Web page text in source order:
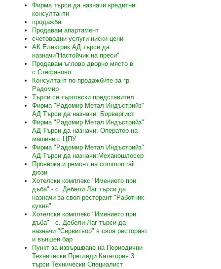
Фирма търси да назначи кредитни
консултанти
продажба
Продавам апартамент
счетоводни услуги ниски цени
АК Електрик АД търси да
назначи''Настойчик на преси''
Продавам ъглово дворно място в
с.Стефаново
Консултант по продажбите за гр.
Радомир
Търси се търговски представител
Фирма "Радомир Метал Индъстрийз"
АД Търси да назначи: Борвергист
Фирма "Радомир Метал Индъстрийз"
АД Търси да назначи: Оператор на
машини с ЦПУ
Фирма "Радомир Метал Индъстрийз"
АД Търси да назначи:Механошлосер
Проверка и ремонт на common rail
дюзи
Хотелски комплекс "Имението при
дъба" - с. Дебели Лаг търси да
назначи за своя ресторант "Работник
кухня"
Хотелски комплекс "Имението при
дъба" - с. Дебели Лаг търси да
назначи "Сервитьор" в своя ресторант
и външен бар
Пункт за извършване на Периодични
Технически Прегледи Категория 3
търси Технически Специалист